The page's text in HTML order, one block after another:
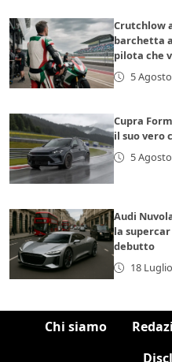
Crutchlow
barchetta
pilota che
5
Cupra
il suo vero
5
Audi
la supercar
debutto
18
Chi siamo